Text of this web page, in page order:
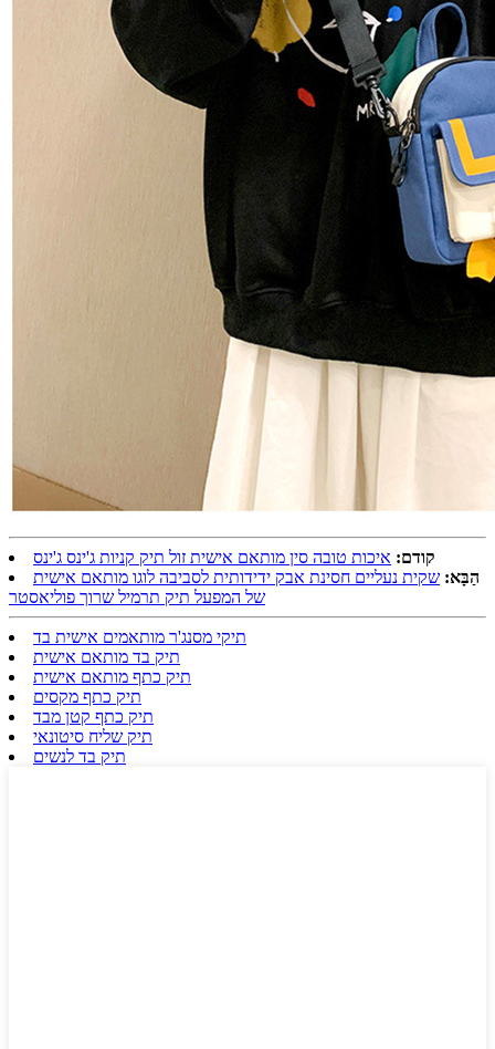
קודם: איכות טובה סין מותאם אישית זול תיק קניות ג'ינס ג'ינס
הַבָּא: שקית נעליים חסינת אבק ידידותית לסביבה לוגו מותאם אישית
של המפעל תיק תרמיל שרוך פוליאסטר
תיקי מסנג'ר מותאמים אישית בד
תיק בד מותאם אישית
תיק כתף מותאם אישית
תיק כתף מקסים
תיק כתף קטן מבד
תיק שליח סיטונאי
תיק בד לנשים